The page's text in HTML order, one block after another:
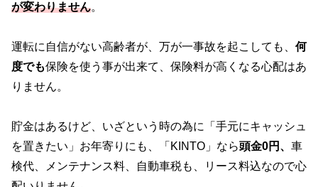
が変わりません。
運転に自信がない高齢者が、万が一事故を起こしても、 何
度でも保険を使う事が出来て、保険料が高くなる心配はあ
りません。
貯金はあるけど、いざという時の為に「手元にキャッシュ
を置きたい」お年寄りにも、「KINTO」なら頭金0円、 車
検代、メンテナンス料、自動車税も、リース料込なので心